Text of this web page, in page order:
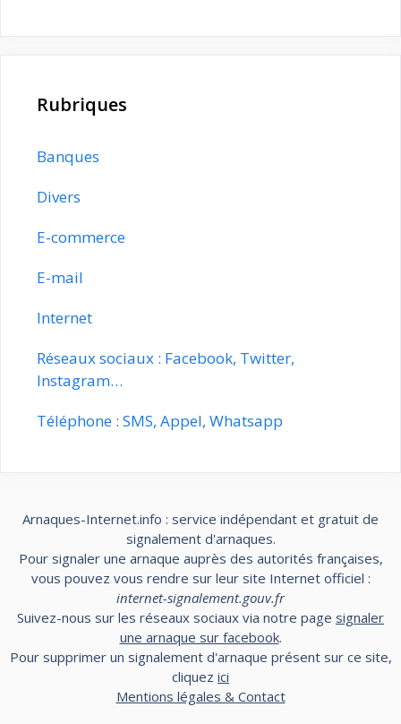
Rubriques
Banques
Divers
E-commerce
E-mail
Internet
Réseaux sociaux : Facebook, Twitter,
Instagram…
Téléphone : SMS, Appel, Whatsapp
Arnaques-Internet.info : service indépendant et gratuit de
signalement d'arnaques.
Pour signaler une arnaque auprès des autorités françaises,
vous pouvez vous rendre sur leur site Internet officiel :
internet-signalement.gouv.fr
Suivez-nous sur les réseaux sociaux via notre page signaler
une arnaque sur facebook.
Pour supprimer un signalement d'arnaque présent sur ce site,
cliquez ici
Mentions légales & Contact